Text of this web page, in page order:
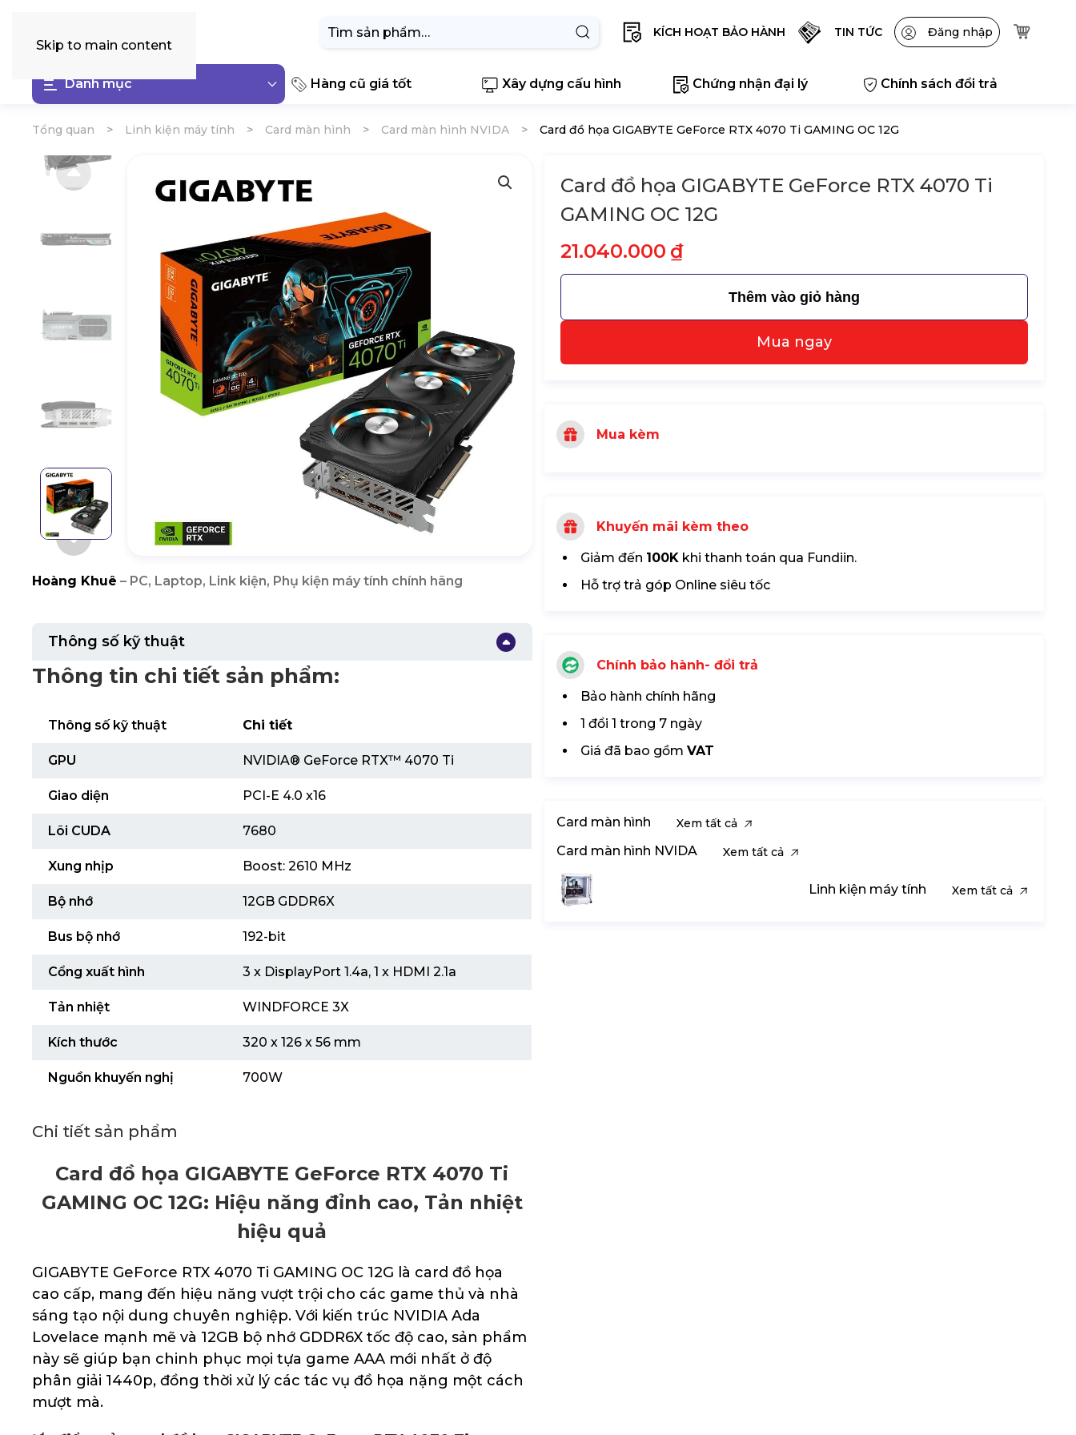
Skip to main content
Tìm
KÍCH HOẠT BẢO HÀNH TIN TỨC Đăng nhập
Danh mục Hàng cũ giá tốt Xây dựng cấu hình Chứng nhận đại lý Chính sách đổi trả
Tổng quan Linh kiện máy tính Card màn hình Card màn hình NVIDA Card đồ họa GIGABYTE GeForce RTX 4070 Ti GAMING OC 12G
Hoàng Khuê – PC, Laptop, Link kiện, Phụ kiện máy tính chính hãng
Thông số kỹ thuật
Thông tin chi tiết sản phẩm:
Thông số kỹ thuật Chi tiết
GPU NVIDIA® GeForce RTX™ 4070 Ti
Giao diện PCI-E 4.0 x16
Lõi CUDA 7680
Xung nhịp Boost: 2610 MHz
Bộ nhớ 12GB GDDR6X
Bus bộ nhớ 192-bit
Cổng xuất hình 3 x DisplayPort 1.4a, 1 x HDMI 2.1a
Tản nhiệt WINDFORCE 3X
Kích thước 320 x 126 x 56 mm
Nguồn khuyến nghị 700W
Chi tiết sản phẩm
Card đồ họa GIGABYTE GeForce RTX 4070 Ti
GAMING OC 12G: Hiệu năng đỉnh cao, Tản nhiệt
hiệu quả
GIGABYTE GeForce RTX 4070 Ti GAMING OC 12G là card đồ họa
cao cấp, mang đến hiệu năng vượt trội cho các game thủ và nhà
sáng tạo nội dung chuyên nghiệp. Với kiến trúc NVIDIA Ada
Lovelace mạnh mẽ và 12GB bộ nhớ GDDR6X tốc độ cao, sản phẩm
này sẽ giúp bạn chinh phục mọi tựa game AAA mới nhất ở độ
phân giải 1440p, đồng thời xử lý các tác vụ đồ họa nặng một cách
mượt mà.
Card đồ họa GIGABYTE GeForce RTX 4070 Ti
GAMING OC 12G
21.040.000 ₫
Thêm vào giỏ hàng
Mua ngay
Mua kèm
Khuyến mãi kèm theo
Giảm đến 100K khi thanh toán qua Fundiin.
Hỗ trợ trả góp Online siêu tốc
Chính bảo hành- đổi trả
Bảo hành chính hãng
1 đổi 1 trong 7 ngày
Giá đã bao gồm VAT
Card màn hình Xem tất cả
Card màn hình NVIDA Xem tất cả
Linh kiện máy tính Xem tất cả